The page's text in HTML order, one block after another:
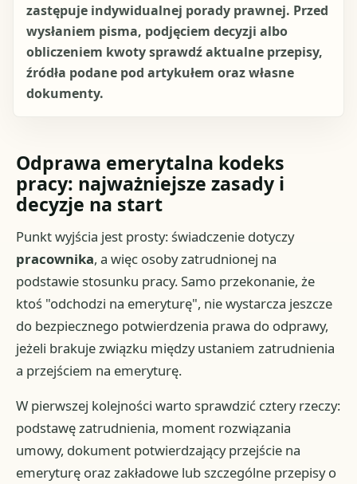
zastępuje indywidualnej porady prawnej. Przed
wysłaniem pisma, podjęciem decyzji albo
obliczeniem kwoty sprawdź aktualne przepisy,
źródła podane pod artykułem oraz własne
dokumenty.
Odprawa emerytalna kodeks
pracy: najważniejsze zasady i
decyzje na start
Punkt wyjścia jest prosty: świadczenie dotyczy
pracownika, a więc osoby zatrudnionej na
podstawie stosunku pracy. Samo przekonanie, że
ktoś "odchodzi na emeryturę", nie wystarcza jeszcze
do bezpiecznego potwierdzenia prawa do odprawy,
jeżeli brakuje związku między ustaniem zatrudnienia
a przejściem na emeryturę.
W pierwszej kolejności warto sprawdzić cztery rzeczy:
podstawę zatrudnienia, moment rozwiązania
umowy, dokument potwierdzający przejście na
emeryturę oraz zakładowe lub szczególne przepisy o